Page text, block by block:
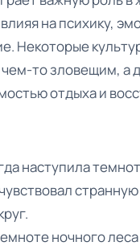
на психику,
Некоторые
то зловещим, а
отдыха и
наступила
ночного